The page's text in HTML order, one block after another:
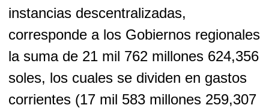
instancias descentralizadas,
corresponde a los Gobiernos regionales
la suma de 21 mil 762 millones 624,356
soles, los cuales se dividen en gastos
corrientes (17 mil 583 millones 259,307